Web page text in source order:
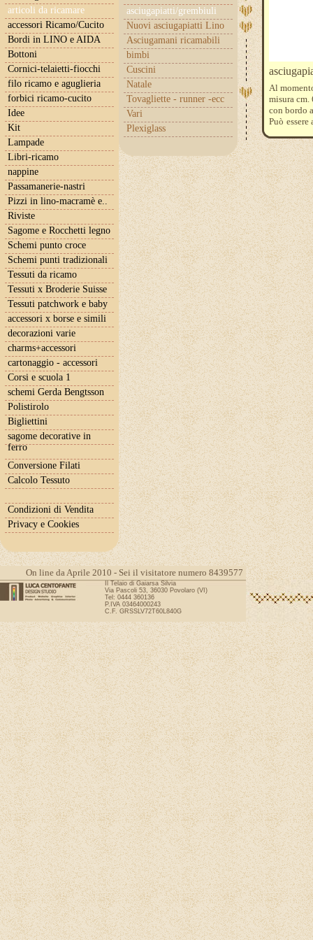
articoli da ricamare
asciugapiatti/grembiuli
Nuovi asciugapiatti Lino
Asciugamani ricamabili
bimbi
Cuscini
Natale
Tovagliette - runner -ecc
Vari
Plexiglass
accessori Ricamo/Cucito
Bordi in LINO e AIDA
Bottoni
Cornici-telaietti-fiocchi
filo ricamo e aguglieria
forbici ricamo-cucito
Idee
Kit
Lampade
Libri-ricamo
nappine
Passamanerie-nastri
Pizzi in lino-macramè e..
Riviste
Sagome e Rocchetti legno
Schemi punto croce
Schemi punti tradizionali
Tessuti da ricamo
Tessuti x Broderie Suisse
Tessuti patchwork e baby
accessori x borse e simili
decorazioni varie
charms+accessori
cartonaggio - accessori
Corsi e scuola 1
schemi Gerda Bengtsson
Polistirolo
Bigliettini
sagome decorative in
ferro
Conversione Filati
Calcolo Tessuto
Condizioni di Vendita
Privacy e Cookies
Al
misura cm.
con bordo
Può
On line da Aprile 2010 - Sei il visitatore numero 8439577
Il Telaio di Gaiarsa Silvia
Via Pascoli 53, 36030 Povolaro (VI)
Tel: 0444 360136
P.IVA 03464000243
C.F. GRSSLV72T60L840G